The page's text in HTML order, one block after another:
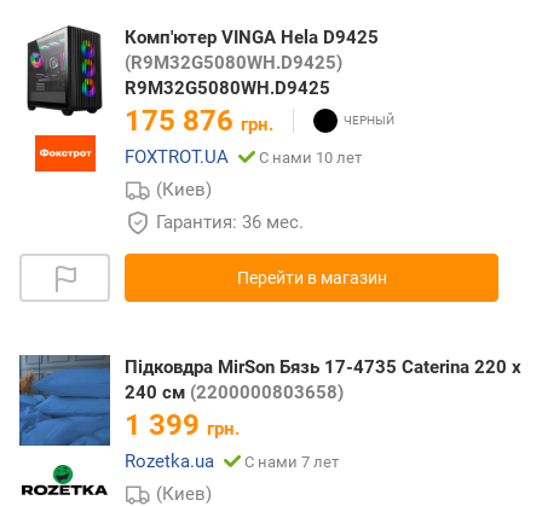
Комп'ютер VINGA Hela D9425
(R9M32G5080WH.D9425)
R9M32G5080WH.D9425
175 876 грн.
FOXTROT.UA
С нами 10 лет
(Киев)
Гарантия: 36 мес.
Перейти в магазин
Підковдра MirSon Бязь 17-4735 Caterina 220 x
240 см (2200000803658)
1 399 грн.
Rozetka.ua
С нами 7 лет
(Киев)